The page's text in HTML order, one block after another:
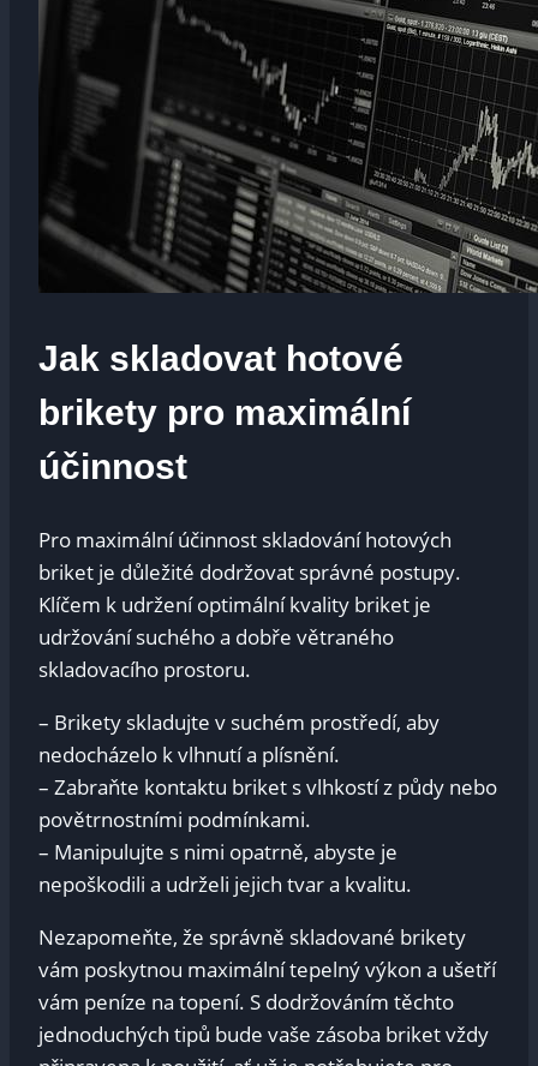
Jak skladovat hotové
brikety pro maximální
účinnost
Pro maximální účinnost skladování hotových
briket je důležité dodržovat správné postupy.
Klíčem k udržení optimální kvality briket je
udržování suchého a dobře větraného
skladovacího prostoru.
– Brikety skladujte v suchém prostředí, aby
nedocházelo k vlhnutí a plísnění.
– Zabraňte kontaktu briket s vlhkostí z půdy nebo
povětrnostními podmínkami.
– Manipulujte s nimi opatrně, abyste je
nepoškodili a udrželi jejich tvar a kvalitu.
Nezapomeňte, že správně skladované brikety
vám poskytnou maximální tepelný výkon a ušetří
vám peníze na topení. S dodržováním těchto
jednoduchých tipů bude vaše zásoba briket vždy